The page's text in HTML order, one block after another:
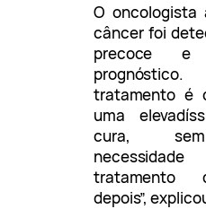
O oncologista
câncer foi
precoce
tratamento é
uma
cura,
tratamento
depois”,